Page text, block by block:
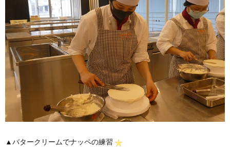
▲バタークリームでナッペの練習